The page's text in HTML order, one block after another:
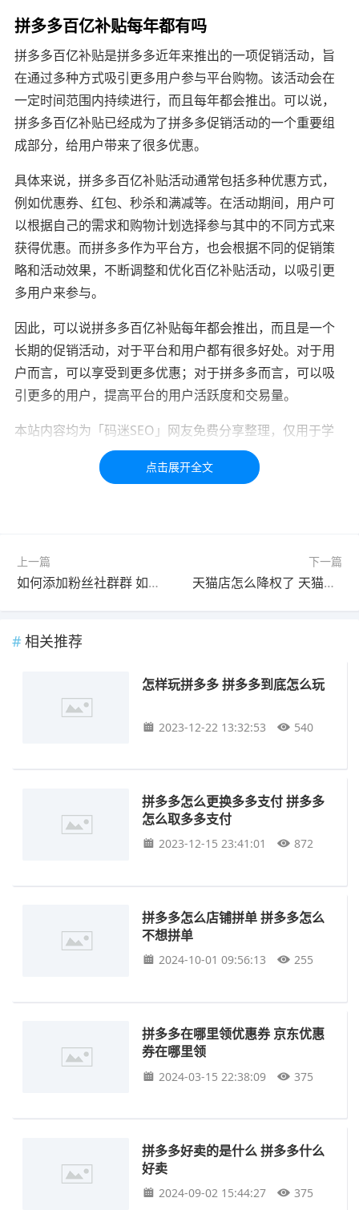
拼多多百亿补贴每年都有吗
拼多多百亿补贴是拼多多近年来推出的一项促销活动，旨
在通过多种方式吸引更多用户参与平台购物。该活动会在
一定时间范围内持续进行，而且每年都会推出。可以说，
拼多多百亿补贴已经成为了拼多多促销活动的一个重要组
成部分，给用户带来了很多优惠。
具体来说，拼多多百亿补贴活动通常包括多种优惠方式，
例如优惠券、红包、秒杀和满减等。在活动期间，用户可
以根据自己的需求和购物计划选择参与其中的不同方式来
获得优惠。而拼多多作为平台方，也会根据不同的促销策
略和活动效果，不断调整和优化百亿补贴活动，以吸引更
多用户来参与。
因此，可以说拼多多百亿补贴每年都会推出，而且是一个
长期的促销活动，对于平台和用户都有很多好处。对于用
户而言，可以享受到更多优惠；对于拼多多而言，可以吸
引更多的用户，提高平台的用户活跃度和交易量。
本站内容均为「码迷SEO」网友免费分享整理，仅用于学
习交流，如有疑问，请联系我们48小时处理！！！！
上一篇
如何添加粉丝社群群 如何添加社群粉丝
下一篇
天猫店怎么降权了 天猫店降权吗
相关推荐
怎样玩拼多多 拼多多到底怎么玩
2023-12-22 13:32:53 540
拼多多怎么更换多多支付 拼多多
怎么取多多支付
2023-12-15 23:41:01 872
拼多多怎么店铺拼单 拼多多怎么
不想拼单
2024-10-01 09:56:13 255
拼多多在哪里领优惠券 京东优惠
券在哪里领
2024-03-15 22:38:09 375
拼多多好卖的是什么 拼多多什么
好卖
2024-09-02 15:44:27 375